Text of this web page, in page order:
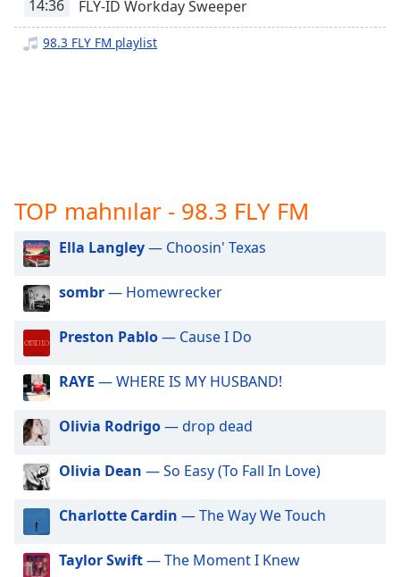
off,
settings
subtitles
off
selected
Track
in-
Picture
Fullscreen
This
modal
window.
Beginning
14:36 FLY-ID Workday Sweeper
98.3 FLY FM playlist
TOP mahnılar - 98.3 FLY FM
Ella Langley— Choosin' Texas
sombr— Homewrecker
Preston Pablo— Cause I Do
RAYE — WHERE IS MY HUSBAND!
Olivia Rodrigo— drop dead
Olivia Dean — So Easy (To Fall In Love)
Charlotte Cardin — The Way We Touch
Taylor Swift— The Moment I Knew